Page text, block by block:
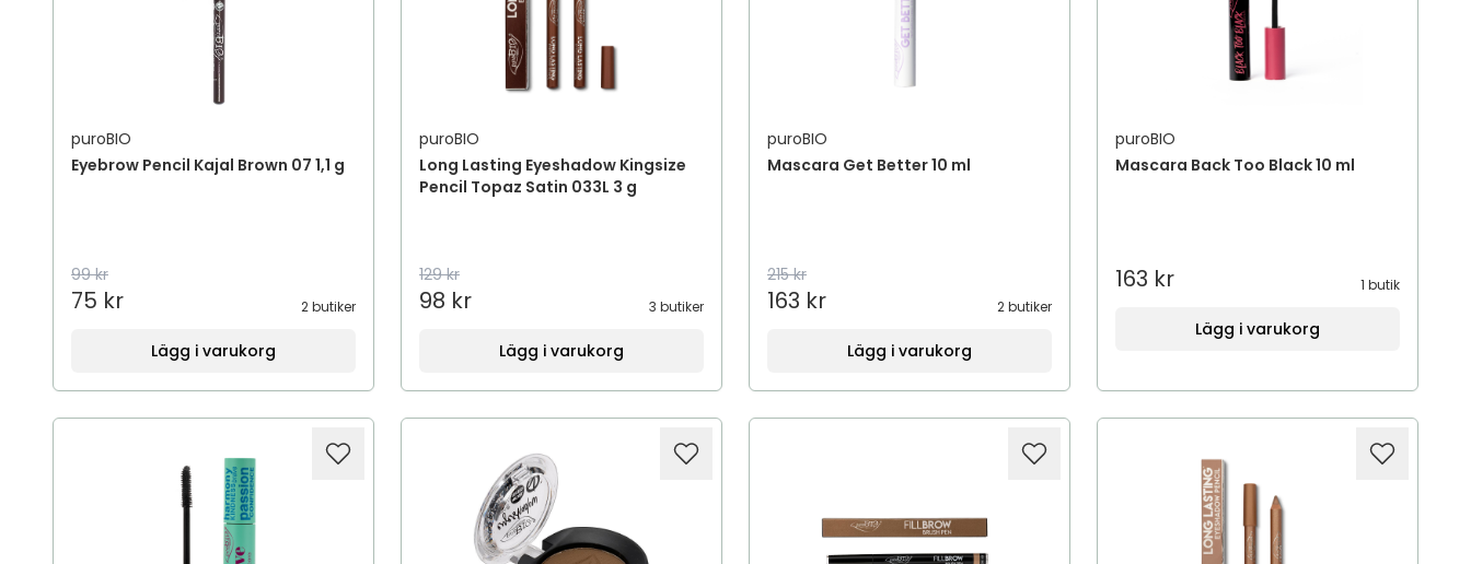
puroBIO
Eyebrow Pencil Kajal Brown 07 1,1 g
99 kr
75 kr 2 butiker
Lägg i varukorg
puroBIO
Long Lasting Eyeshadow Kingsize
Pencil Topaz Satin 033L 3 g
129 kr
98 kr 3 butiker
Lägg i varukorg
puroBIO
Mascara Get Better 10 ml
215 kr
163 kr 2 butiker
Lägg i varukorg
puroBIO
Mascara Back Too Black 10 ml
163 kr 1 butik
Lägg i varukorg